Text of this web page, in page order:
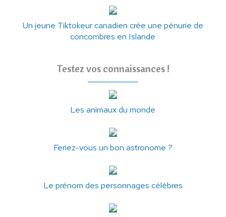
Un jeune Tiktokeur canadien crée une pénurie de
concombres en Islande
Testez vos connaissances !
Les animaux du monde
Feriez-vous un bon astronome ?
Le prénom des personnages célèbres